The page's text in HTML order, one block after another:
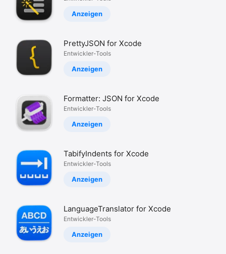
Anzeigen
PrettyJSON for Xcode
Entwickler-Tools
Anzeigen
Formatter: JSON for Xcode
Entwickler-Tools
Anzeigen
TabifyIndents for Xcode
Entwickler-Tools
Anzeigen
LanguageTranslator for Xcode
Entwickler-Tools
Anzeigen